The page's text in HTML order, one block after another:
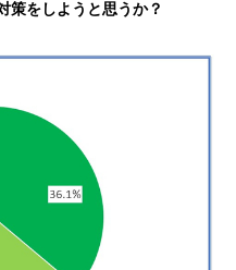
をしようと思うか？